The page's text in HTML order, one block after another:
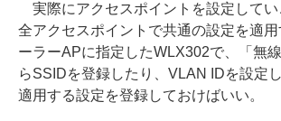
実際にアクセスポイントを設定してい
全アクセスポイントで共通の設定を適
ーラーAPに指定したWLX302で、「無
らSSIDを登録したり、VLAN IDを設定
適用する設定を登録しておけばいい。